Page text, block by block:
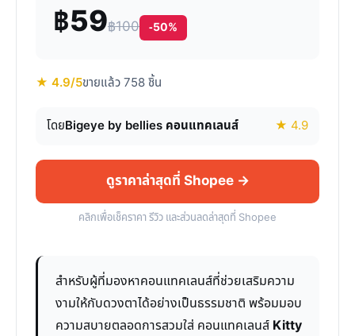
฿59฿100 -50%
★ 4.9/5ขายแล้ว 758 ชิ้น
โดยBigeye by bellies คอนแทคเลนส์ ★ 4.9
ดูราคาล่าสุดที่ Shopee →
คลิกเพื่อเช็คราคา รีวิว และส่วนลดล่าสุดที่ Shopee
สำหรับผู้ที่มองหาคอนแทคเลนส์ที่ช่วยเสริมความ
งามให้กับดวงตาได้อย่างเป็นธรรมชาติ พร้อมมอบ
ความสบายตลอดการสวมใส่ คอนแทคเลนส์ Kitty